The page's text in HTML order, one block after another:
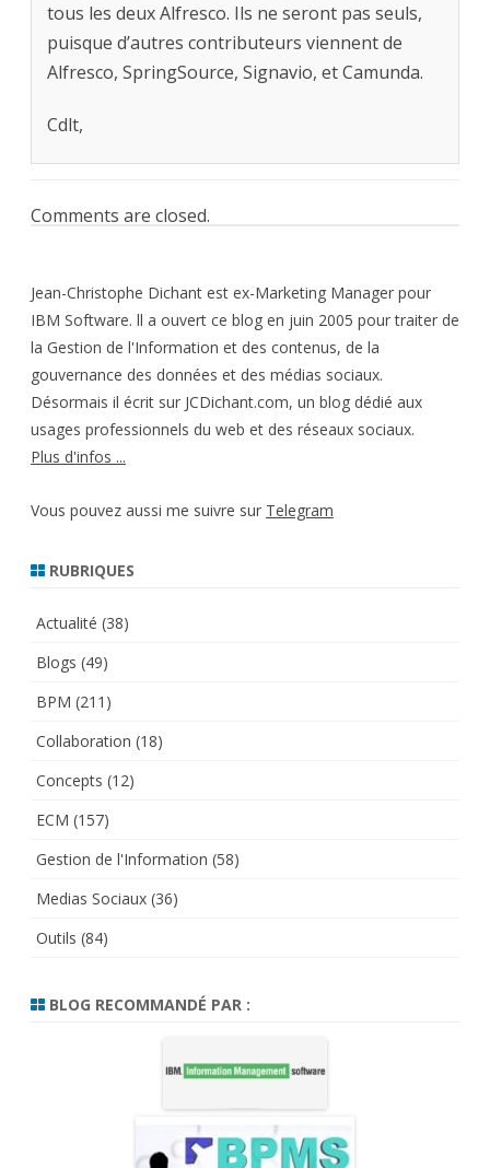
tous les deux Alfresco. Ils ne seront pas seuls,
puisque d’autres contributeurs viennent de
Alfresco, SpringSource, Signavio, et Camunda.
Cdlt,
Comments are closed.
Jean-Christophe Dichant est ex-Marketing Manager pour
IBM Software. ll a ouvert ce blog en juin 2005 pour traiter de
la Gestion de l'Information et des contenus, de la
gouvernance des données et des médias sociaux.
Désormais il écrit sur JCDichant.com, un blog dédié aux
usages professionnels du web et des réseaux sociaux.
Plus d'infos ...
Vous pouvez aussi me suivre sur Telegram
RUBRIQUES
Actualité (38)
Blogs (49)
BPM (211)
Collaboration (18)
Concepts (12)
ECM (157)
Gestion de l'Information (58)
Medias Sociaux (36)
Outils (84)
BLOG RECOMMANDÉ PAR :